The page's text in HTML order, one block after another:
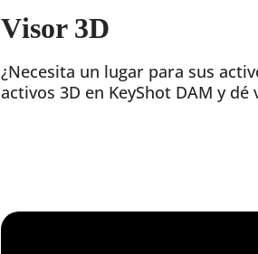
Visor 3D
¿Necesita un lugar para sus
activos 3D en KeyShot DAM y dé